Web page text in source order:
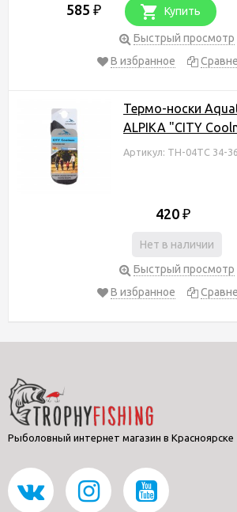
585 ₽ Купить
Быстрый просмотр
В избранное
Термо-носки
ALPIKA "CITY
Артикул: ТН-04ТС 34-36
420 ₽
Нет в наличии
Быстрый просмотр
В избранное
Рыболовный интернет магазин в Красноярске